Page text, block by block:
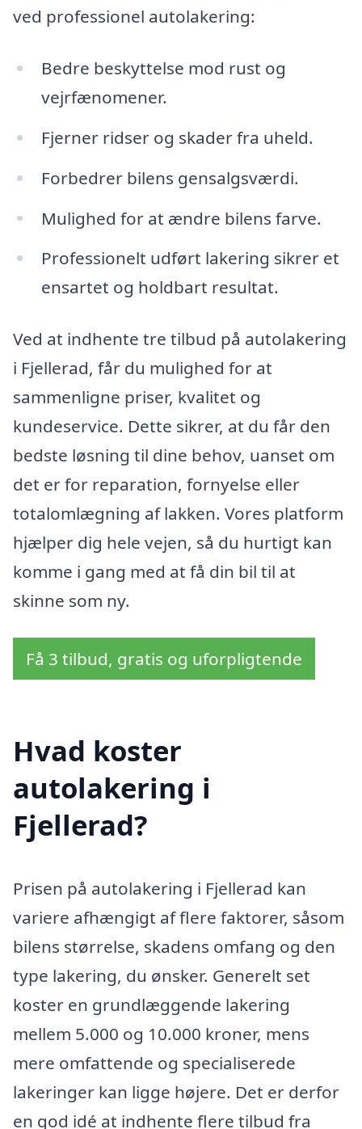
ved professionel autolakering:
Bedre beskyttelse mod rust og
vejrfænomener.
Fjerner ridser og skader fra uheld.
Forbedrer bilens gensalgsværdi.
Mulighed for at ændre bilens farve.
Professionelt udført lakering sikrer et
ensartet og holdbart resultat.
Ved at indhente tre tilbud på autolakering
i Fjellerad, får du mulighed for at
sammenligne priser, kvalitet og
kundeservice. Dette sikrer, at du får den
bedste løsning til dine behov, uanset om
det er for reparation, fornyelse eller
totalomlægning af lakken. Vores platform
hjælper dig hele vejen, så du hurtigt kan
komme i gang med at få din bil til at
skinne som ny.
Få 3 tilbud, gratis og uforpligtende
Hvad koster
autolakering i
Fjellerad?
Prisen på autolakering i Fjellerad kan
variere afhængigt af flere faktorer, såsom
bilens størrelse, skadens omfang og den
type lakering, du ønsker. Generelt set
koster en grundlæggende lakering
mellem 5.000 og 10.000 kroner, mens
mere omfattende og specialiserede
lakeringer kan ligge højere. Det er derfor
en god idé at indhente flere tilbud fra